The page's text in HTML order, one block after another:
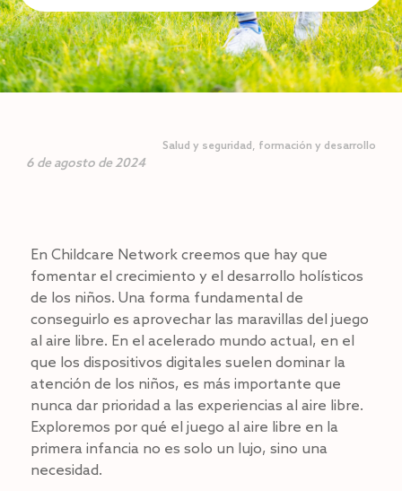
Salud y seguridad, formación y desarrollo
6 de agosto de 2024
En Childcare Network creemos que hay que
fomentar el crecimiento y el desarrollo holísticos
de los niños. Una forma fundamental de
conseguirlo es aprovechar las maravillas del juego
al aire libre. En el acelerado mundo actual, en el
que los dispositivos digitales suelen dominar la
atención de los niños, es más importante que
nunca dar prioridad a las experiencias al aire libre.
Exploremos por qué el juego al aire libre en la
primera infancia no es solo un lujo, sino una
necesidad.